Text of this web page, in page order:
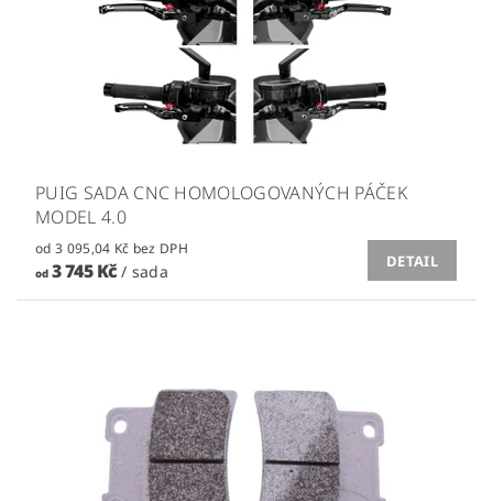
PUIG SADA CNC HOMOLOGOVANÝCH PÁČEK
MODEL 4.0
od 3 095,04 Kč bez DPH
od3 745 Kč/ sada
DETAIL